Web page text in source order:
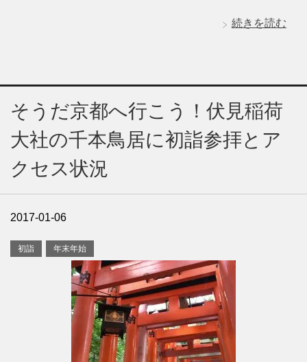
続きを読む
そうだ京都へ行こう！伏見稲荷
大社の千本鳥居に初詣参拝とア
クセス状況
2017-01-06
初詣 年末年始